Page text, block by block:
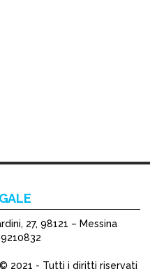
27, 98121 – Messina
2021 - Tutti i diritti riservati